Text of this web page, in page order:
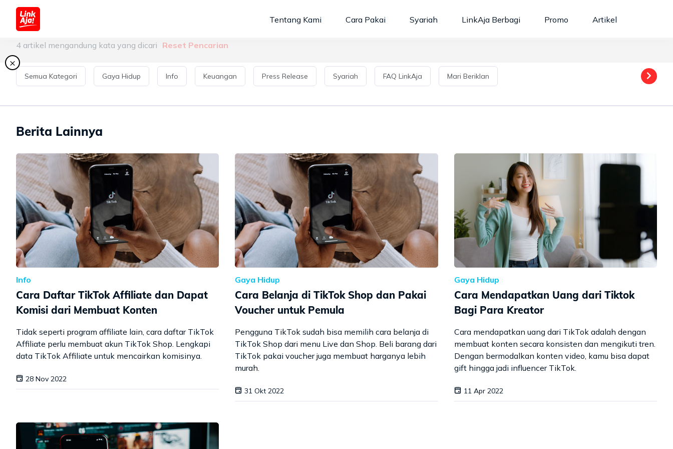
Tentang Kami Cara Pakai Syariah LinkAja Berbagi Promo Artikel
Seputar LinkAja Cari berita / kategori...
4 artikel mengandung kata yang dicari Reset Pencarian
Semua Kategori Gaya Hidup Info Keuangan Press Release Syariah FAQ LinkAja Mari Beriklan
Berita Lainnya
Info
Cara Daftar TikTok Affiliate dan Dapat
Komisi dari Membuat Konten
Tidak seperti program affiliate lain, cara daftar TikTok
Affiliate perlu membuat akun TikTok Shop. Lengkapi
data TikTok Affiliate untuk mencairkan komisinya.
28 Nov 2022
Gaya Hidup
Cara Belanja di TikTok Shop dan Pakai
Voucher untuk Pemula
Pengguna TikTok sudah bisa memilih cara belanja di
TikTok Shop dari menu Live dan Shop. Beli barang dari
TikTok pakai voucher juga membuat harganya lebih
murah.
31 Okt 2022
Gaya Hidup
Cara Mendapatkan Uang dari Tiktok
Bagi Para Kreator
Cara mendapatkan uang dari TikTok adalah dengan
membuat konten secara konsisten dan mengikuti tren.
Dengan bermodalkan konten video, kamu bisa dapat
gift hingga jadi influencer TikTok.
11 Apr 2022
×